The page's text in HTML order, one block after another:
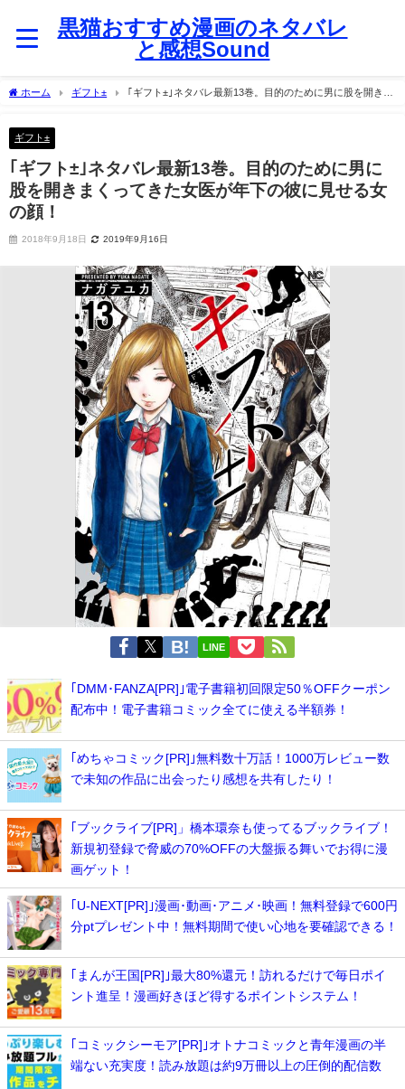
黒猫おすすめ漫画のネタバレ
と感想Sound
ホーム ギフト±
｢ギフト±｣ネタバレ最新13巻。目的のために男に股を開きま
ギフト±
｢ギフト±｣ネタバレ最新13巻。目的のために男に
股を開きまくってきた女医が年下の彼に見せる女
の顔！
2018年9月18日 2019年9月16日
LINE
｢DMM･FANZA[PR]｣電子書籍初回限定50％OFFクーポン
配布中！電子書籍コミック全てに使える半額券！
｢めちゃコミック[PR]｣無料数十万話！1000万レビュー数
で未知の作品に出会ったり感想を共有したり！
｢ブックライブ[PR]」橋本環奈も使ってるブックライブ！
新規初登録で脅威の70%OFFの大盤振る舞いでお得に漫
画ゲット！
｢U-NEXT[PR]｣漫画･動画･アニメ･映画！無料登録で600円
分ptプレゼント中！無料期間で使い心地を要確認できる！
｢まんが王国[PR]｣最大80%還元！訪れるだけで毎日ポイ
ント進呈！漫画好きほど得するポイントシステム！
｢コミックシーモア[PR]｣オトナコミックと青年漫画の半
端ない充実度！読み放題は約9万冊以上の圧倒的配信数